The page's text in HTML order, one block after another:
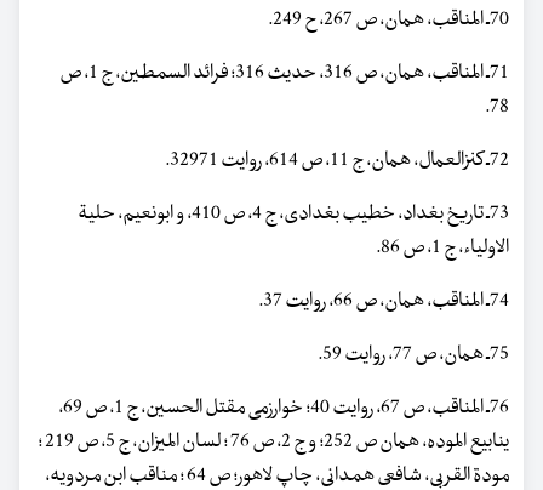
70ـ المناقب، همان، ص 267، ح 249.
71ـ المناقب، همان، ص 316، حدیث 316؛ فرائد السمطین، ج 1، ص
78.
72ـ کنزالعمال، همان، ج 11، ص 614، روایت 32971.
73ـ تاریخ بغداد، خطیب بغدادی، ج 4، ص 410، و ابونعیم، حلیة
الاولیاء، ج 1، ص 86.
74ـ المناقب، همان، ص 66، روایت 37.
75ـ همان، ص 77، روایت 59.
76ـ المناقب، ص 67، روایت 40؛ خوارزمی مقتل الحسین، ج 1، ص 69،
ینابیع الموده، همان ص 252؛ و ج 2، ص 76 ؛ لسان المیزان، ج 5، ص 219 ؛
مودة القربی، شافعی همدانی، چاپ لاهور؛ ص 64 ؛ مناقب ابن مردویه،